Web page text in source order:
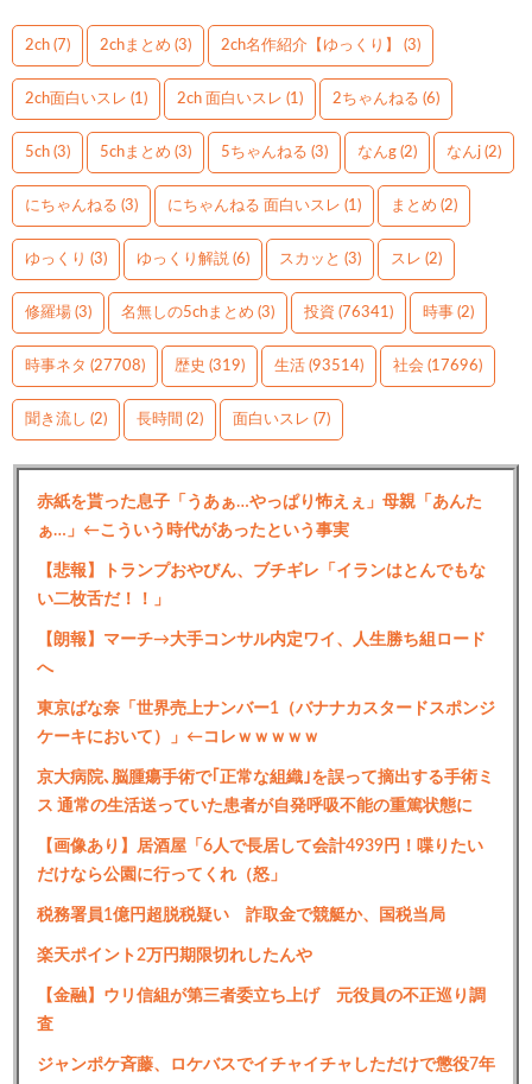
2ch (7) 2chまとめ (3) 2ch名作紹介【ゆっくり】 (3)
2ch面白いスレ (1) 2ch 面白いスレ (1) 2ちゃんねる (6)
5ch (3) 5chまとめ (3) 5ちゃんねる (3) なんg (2) なんj (2)
にちゃんねる (3) にちゃんねる 面白いスレ (1) まとめ (2)
ゆっくり (3) ゆっくり解説 (6) スカッと (3) スレ (2)
修羅場 (3) 名無しの5chまとめ (3) 投資 (76341) 時事 (2)
時事ネタ (27708) 歴史 (319) 生活 (93514) 社会 (17696)
聞き流し (2) 長時間 (2) 面白いスレ (7)
赤紙を貰った息子「うあぁ…やっぱり怖えぇ」母親「あんた
ぁ…」←こういう時代があったという事実
【悲報】トランプおやびん、ブチギレ「イランはとんでもな
い二枚舌だ！！」
【朗報】マーチ→大手コンサル内定ワイ、人生勝ち組ロード
へ
東京ばな奈「世界売上ナンバー1（バナナカスタードスポンジ
ケーキにおいて）」←コレｗｗｗｗｗ
京大病院､脳腫瘍手術で｢正常な組織｣を誤って摘出する手術ミ
ス 通常の生活送っていた患者が自発呼吸不能の重篤状態に
【画像あり】居酒屋「6人で長居して会計4939円！喋りたい
だけなら公園に行ってくれ（怒」
税務署員1億円超脱税疑い 詐取金で競艇か、国税当局
楽天ポイント2万円期限切れしたんや
【金融】ウリ信組が第三者委立ち上げ 元役員の不正巡り調
査
ジャンポケ斉藤、ロケバスでイチャイチャしただけで懲役7年